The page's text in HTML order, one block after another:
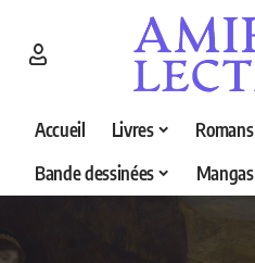
Accueil Livres Romans
Bande dessinées
Mangas